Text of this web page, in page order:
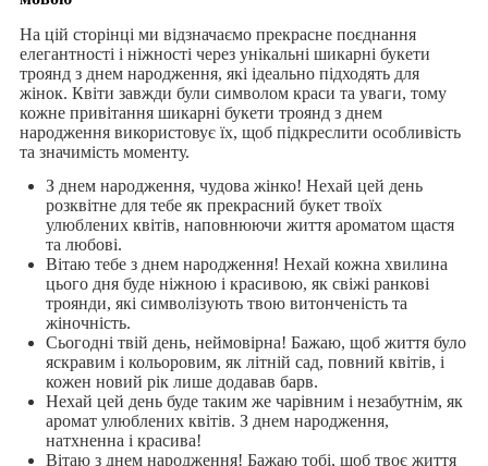
На цій сторінці ми відзначаємо прекрасне поєднання
елегантності і ніжності через унікальні шикарні букети
троянд з днем народження, які ідеально підходять для
жінок. Квіти завжди були символом краси та уваги, тому
кожне привітання шикарні букети троянд з днем
народження використовує їх, щоб підкреслити особливість
та значимість моменту.
З днем народження, чудова жінко! Нехай цей день
розквітне для тебе як прекрасний букет твоїх
улюблених квітів, наповнюючи життя ароматом щастя
та любові.
Вітаю тебе з днем народження! Нехай кожна хвилина
цього дня буде ніжною і красивою, як свіжі ранкові
троянди, які символізують твою витонченість та
жіночність.
Сьогодні твій день, неймовірна! Бажаю, щоб життя було
яскравим і кольоровим, як літній сад, повний квітів, і
кожен новий рік лише додавав барв.
Нехай цей день буде таким же чарівним і незабутнім, як
аромат улюблених квітів. З днем народження,
натхненна і красива!
Вітаю з днем народження! Бажаю тобі, щоб твоє життя